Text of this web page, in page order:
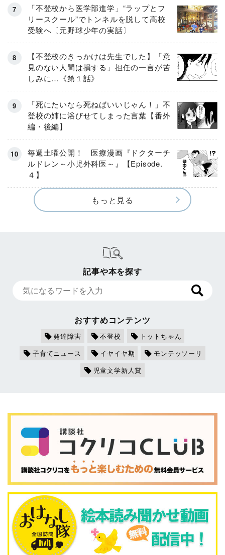
「不登校から医学部進学」“ラップとフ
リースクール”でトンネルを脱して高校
受験へ〔元野球少年の実話〕
【不登校のきっかけは先生でした】「意
見のない人間は損する」担任の一言が苦
しみに…《第１話》
「死にたいなら死ねばいいじゃん！」不
登校の姉に浴びせてしまった言葉【番外
編・後編】
毎週土曜公開！ 医療漫画『ドクターチ
ルドレン～小児外科医～』【Episode.
４】
もっと見る
記事や本を探す
おすすめコンテンツ
発達障害 不登校
トットちゃん
子育てニュース
イヤイヤ期
モンテッソーリ
児童文学新人賞